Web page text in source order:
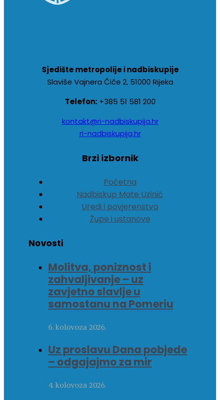
Sjedište metropolije i nadbiskupije
Slaviše Vajnera Čiče 2, 51000 Rijeka
Telefon:+385 51 581 200
kontakt@ri-nadbiskupija.hr
ri-nadbiskupija.hr
Brzi izbornik
Početna
Nadbiskup Mate Uzinić
Uredi i povjerenstva
Župe i ustanove
Novosti
Molitva, poniznost i
zahvaljivanje – uz
zavjetno slavlje u
samostanu na Pomeriu
6. kolovoza 2026.
Uz proslavu Dana pobjede
– odgajajmo za mir
4. kolovoza 2026.